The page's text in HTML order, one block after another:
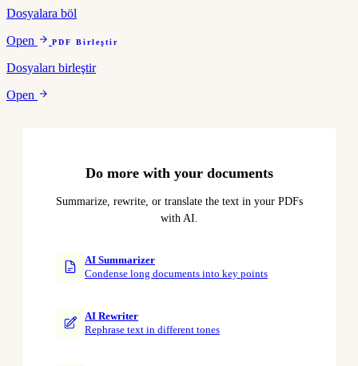
Dosyalara böl
Open
PDF Birleştir
Dosyaları birleştir
Open
Do more with your documents
Summarize, rewrite, or translate the text in your PDFs
with AI.
AI Summarizer
Condense long documents into key points
AI Rewriter
Rephrase text in different tones